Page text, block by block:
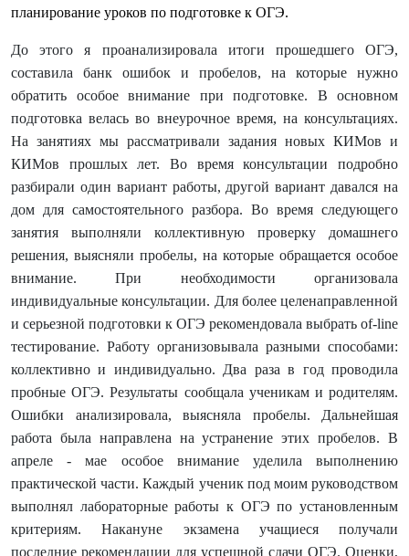
планирование уроков по подготовке к ОГЭ.
До этого я проанализировала итоги прошедшего ОГЭ,
составила банк ошибок и пробелов, на которые нужно
обратить особое внимание при подготовке. В основном
подготовка велась во внеурочное время, на консультациях.
На занятиях мы рассматривали задания новых КИМов и
КИМов прошлых лет. Во время консультации подробно
разбирали один вариант работы, другой вариант давался на
дом для самостоятельного разбора. Во время следующего
занятия выполняли коллективную проверку домашнего
решения, выясняли пробелы, на которые обращается особое
внимание. При необходимости организовала
индивидуальные консультации. Для более целенаправленной
и серьезной подготовки к ОГЭ рекомендовала выбрать of-line
тестирование. Работу организовывала разными способами:
коллективно и индивидуально. Два раза в год проводила
пробные ОГЭ. Результаты сообщала ученикам и родителям.
Ошибки анализировала, выясняла пробелы. Дальнейшая
работа была направлена на устранение этих пробелов. В
апреле - мае особое внимание уделила выполнению
практической части. Каждый ученик под моим руководством
выполнял лабораторные работы к ОГЭ по установленным
критериям. Накануне экзамена учащиеся получали
последние рекомендации для успешной сдачи ОГЭ. Оценки,